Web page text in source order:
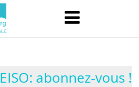
abonnez-vous !